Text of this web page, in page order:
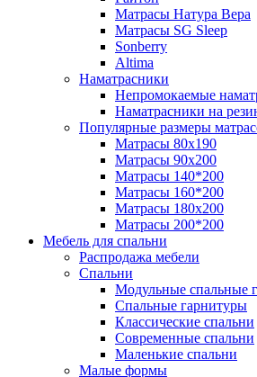
Матрасы Натура Вера
Матрасы SG Sleep
Sonberry
Altima
Наматрасники
Непромокаемые
Наматрасники на
Популярные размеры
Матрасы 80x190
Матрасы 90x200
Матрасы 140*200
Матрасы 160*200
Матрасы 180x200
Матрасы 200*200
Мебель для спальни
Распродажа мебели
Спальни
Модульные спальные
Спальные гарнитуры
Классические спальни
Современные спальни
Маленькие спальни
Малые формы